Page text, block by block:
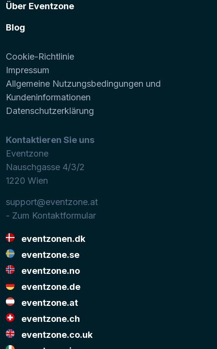
Über Eventzone
Blog
Cookie-Richtlinie
Impressum
Allgemeine Nutzungsbedingungen und
Kundeninformationen
Datenschutzerklärung
Kontaktieren Sie uns
Eventzone
Nauschgasse 4/3/2
1220 Wien
support@eventzone.at
- Zum Kontaktformular
eventzonen.dk
eventzone.se
eventzone.no
eventzone.de
eventzone.at
eventzone.ch
eventzone.co.uk